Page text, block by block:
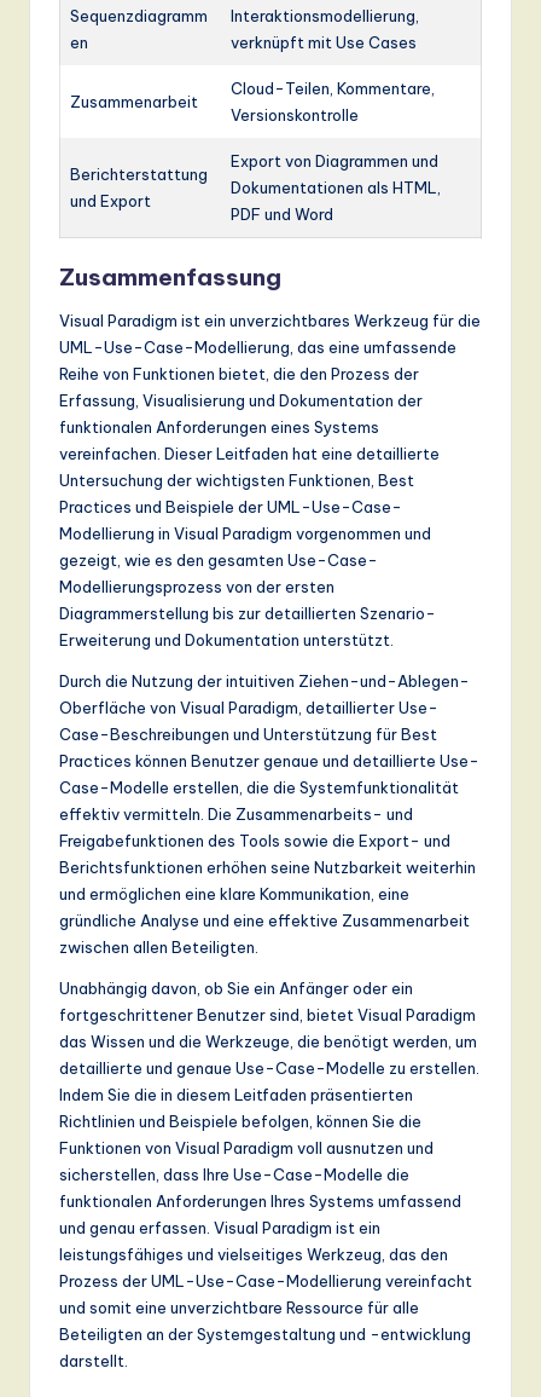
Sequenzdiagramm
en
Interaktionsmodellierung,
verknüpft mit Use Cases
Zusammenarbeit
Cloud-Teilen, Kommentare,
Versionskontrolle
Berichterstattung
und Export
Export von Diagrammen und
Dokumentationen als HTML,
PDF und Word
Zusammenfassung
Visual Paradigm ist ein unverzichtbares Werkzeug für die
UML-Use-Case-Modellierung, das eine umfassende
Reihe von Funktionen bietet, die den Prozess der
Erfassung, Visualisierung und Dokumentation der
funktionalen Anforderungen eines Systems
vereinfachen. Dieser Leitfaden hat eine detaillierte
Untersuchung der wichtigsten Funktionen, Best
Practices und Beispiele der UML-Use-Case-
Modellierung in Visual Paradigm vorgenommen und
gezeigt, wie es den gesamten Use-Case-
Modellierungsprozess von der ersten
Diagrammerstellung bis zur detaillierten Szenario-
Erweiterung und Dokumentation unterstützt.
Durch die Nutzung der intuitiven Ziehen-und-Ablegen-
Oberfläche von Visual Paradigm, detaillierter Use-
Case-Beschreibungen und Unterstützung für Best
Practices können Benutzer genaue und detaillierte Use-
Case-Modelle erstellen, die die Systemfunktionalität
effektiv vermitteln. Die Zusammenarbeits- und
Freigabefunktionen des Tools sowie die Export- und
Berichtsfunktionen erhöhen seine Nutzbarkeit weiterhin
und ermöglichen eine klare Kommunikation, eine
gründliche Analyse und eine effektive Zusammenarbeit
zwischen allen Beteiligten.
Unabhängig davon, ob Sie ein Anfänger oder ein
fortgeschrittener Benutzer sind, bietet Visual Paradigm
das Wissen und die Werkzeuge, die benötigt werden, um
detaillierte und genaue Use-Case-Modelle zu erstellen.
Indem Sie die in diesem Leitfaden präsentierten
Richtlinien und Beispiele befolgen, können Sie die
Funktionen von Visual Paradigm voll ausnutzen und
sicherstellen, dass Ihre Use-Case-Modelle die
funktionalen Anforderungen Ihres Systems umfassend
und genau erfassen. Visual Paradigm ist ein
leistungsfähiges und vielseitiges Werkzeug, das den
Prozess der UML-Use-Case-Modellierung vereinfacht
und somit eine unverzichtbare Ressource für alle
Beteiligten an der Systemgestaltung und -entwicklung
darstellt.